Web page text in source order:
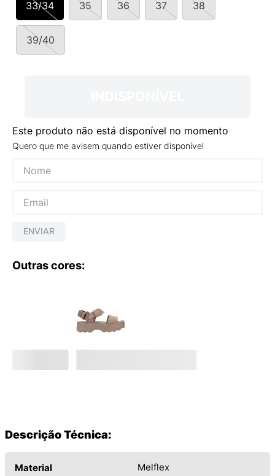
33/34 35 36 37 38
39/40
Este produto não está disponível no momento
Quero que me avisem quando estiver disponível
ENVIAR
Outras cores:
Descrição Técnica:
Material Melflex
º
VANS TÊNIS VANS ULTRARANGE
10º NEW 530